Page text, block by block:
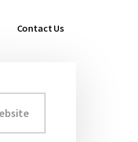
Contact Us